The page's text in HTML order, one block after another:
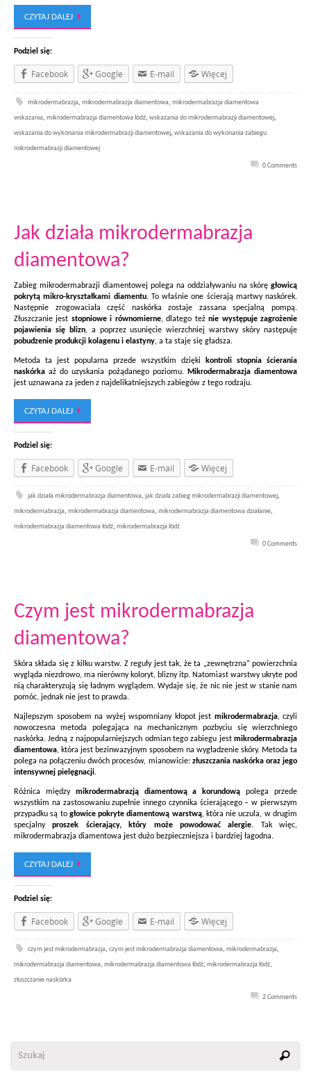
CZYTAJ DALEJ
Podziel się:
Facebook Google E-mail Więcej
mikrodermabrazja,mikrodermabrazja diamentowa,mikrodermabrazja diamentowa
wskazania, mikrodermabrazja diamentowa łódź, wskazania do mikrodermabrazji diamentowej,
wskazania do wykonania mikrodermabrazji diamentowej, wskazania do wykonania zabiegu
mikrodermabrazji diamentowej
0 Comments
Jak działa mikrodermabrazja
diamentowa?
Zabieg mikrodermabrazji diamentowej polega na oddziaływaniu na skórę głowicą
pokrytą mikro-kryształkami diamentu. To właśnie one ścierają martwy naskórek.
Następnie zrogowaciała część naskórka zostaje zassana specjalną pompą.
Złuszczanie jest stopniowe i równomierne, dlatego teżnie występuje zagrożenie
pojawienia się blizn, a poprzez usunięcie wierzchniej warstwy skóry następuje
pobudzenie produkcji kolagenu i elastyny, a ta staje się gładsza.
Metoda ta jest popularna przede wszystkim dzięki
kontroli stopnia ścierania
naskórka aż do uzyskania pożądanego poziomu. Mikrodermabrazja diamentowa
jest uznawana za jeden z najdelikatniejszych zabiegów z tego rodzaju.
CZYTAJ DALEJ
Podziel się:
Facebook Google E-mail Więcej
jak działa mikrodermabrazja diamentowa,jak działa zabieg mikrodermabrazji diamentowej,
mikrodermabrazja, mikrodermabrazja diamentowa, mikrodermabrazja diamentowa działanie,
mikrodermabrazja diamentowa łódź, mikrodermabrazja łódź
0 Comments
Czym jest mikrodermabrazja
diamentowa?
Skóra składa się z kilku warstw. Z reguły jest tak, że ta „zewnętrzna” powierzchnia
wygląda niezdrowo, ma nierówny koloryt, blizny itp. Natomiast warstwy ukryte pod
nią charakteryzują się ładnym wyglądem. Wydaje się, że nic nie jest w stanie nam
pomóc, jednak nie jest to prawda.
Najlepszym sposobem na wyżej wspomniany kłopot jest mikrodermabrazja, czyli
nowoczesna metoda polegająca na mechanicznym pozbyciu się wierzchniego
naskórka. Jedną z najpopularniejszych odmian tego zabiegu jest mikrodermabrazja
diamentowa, która jest bezinwazyjnym sposobem na wygładzenie skóry. Metoda ta
polega na połączeniu dwóch procesów, mianowicie: złuszczania naskórka oraz jego
intensywnej pielęgnacji.
Różnica między mikrodermabrazją diamentową a korundową polega przede
wszystkim na zastosowaniu zupełnie innego czynnika ścierającego – w pierwszym
przypadku są to głowice pokryte diamentową warstwą, która nie uczula, w drugim
specjalnyproszek ścierający, który może powodować alergie. Tak więc,
mikrodermabrazja diamentowa jest dużo bezpieczniejsza i bardziej łagodna.
CZYTAJ DALEJ
Podziel się:
Facebook Google E-mail Więcej
czym jest mikrodermabrazja,czym jest mikrodermabrazja diamentowa,mikrodermabrazja,
mikrodermabrazja diamentowa, mikrodermabrazja diamentowa łódź, mikrodermabrazja łódź,
złuszczanie naskórka
2 Comments